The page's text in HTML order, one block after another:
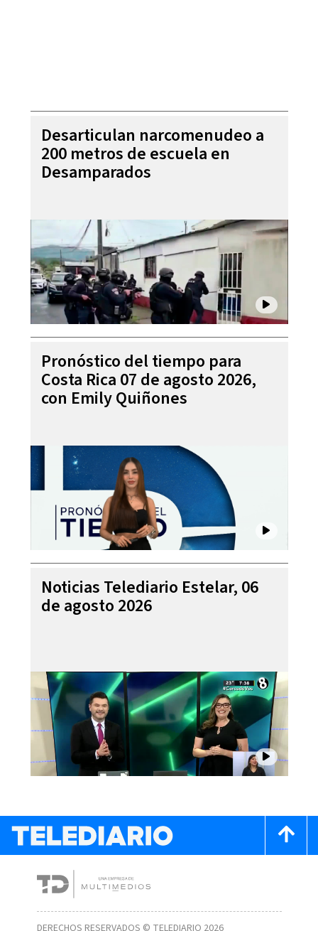
Desarticulan narcomenudeo a
200 metros de escuela en
Desamparados
Pronóstico del tiempo para
Costa Rica 07 de agosto 2026,
con Emily Quiñones
Noticias Telediario Estelar, 06
de agosto 2026
DERECHOS RESERVADOS © TELEDIARIO 2026